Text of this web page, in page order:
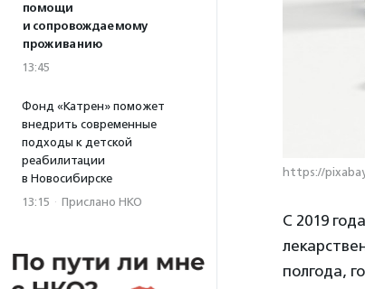
помощи
и сопровождаемому
проживанию
13:45
Фонд «Катрен» поможет
внедрить современные
подходы к детской
реабилитации
в Новосибирске
13:15 · Прислано НКО
https://
С 2019
полгода,